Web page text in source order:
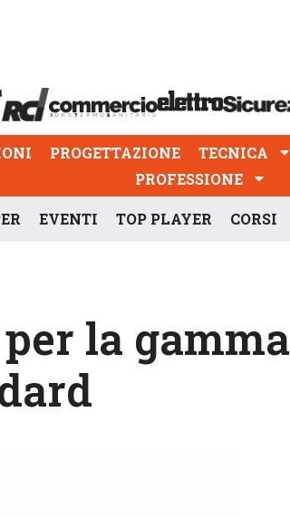
PROGETTAZIONE TECNICA
PROFESSIONE
EVENTI TOP PLAYER CORSI
la gamma